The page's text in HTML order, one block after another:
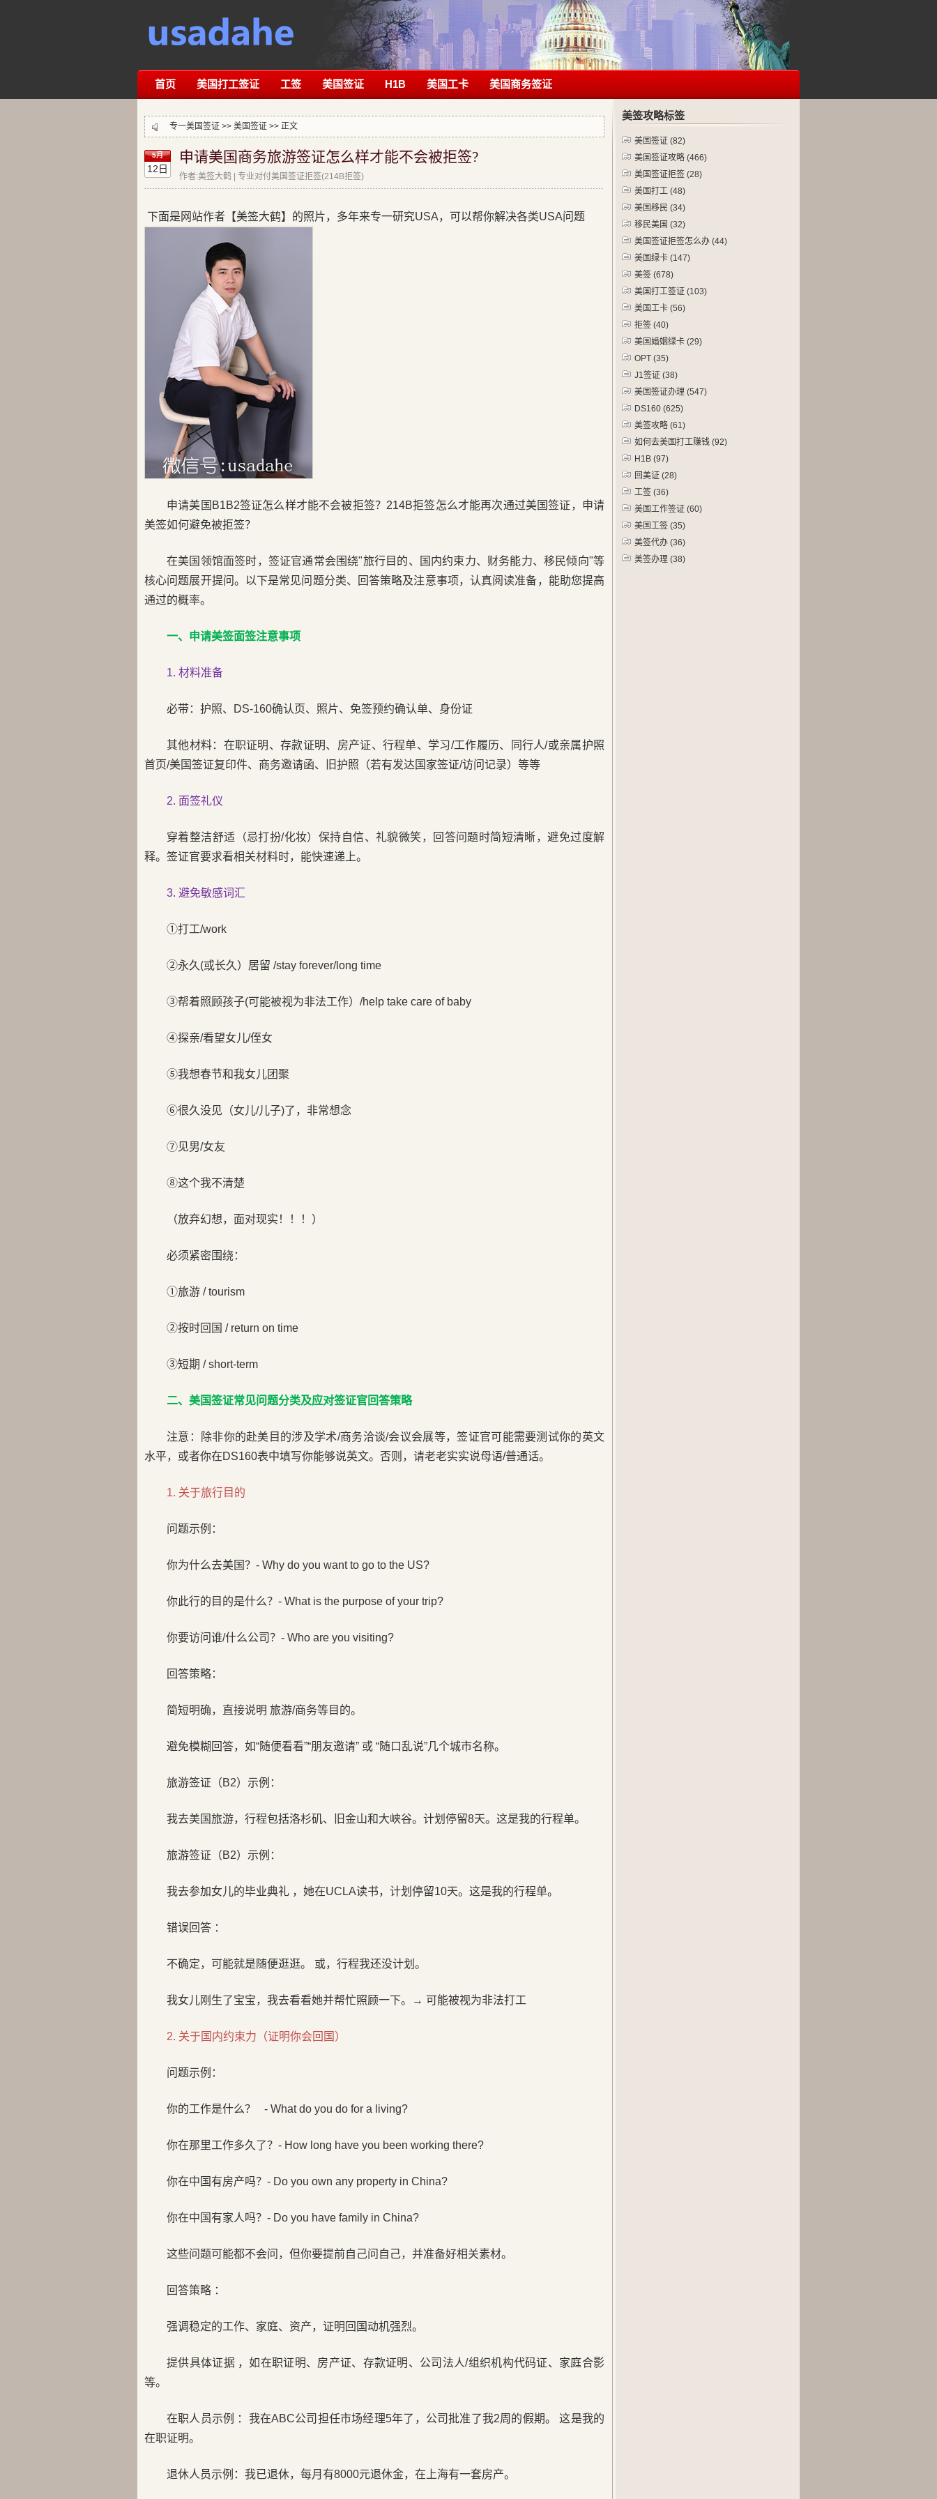
首页 美国打工签证 工签 美国签证 H1B 美国工卡 美国商务签证
专一美国签证 >> 美国签证 >> 正文
5月
12日
申请美国商务旅游签证怎么样才能不会被拒签?
作者:美签大鹤 | 专业对付美国签证拒签(214B拒签)
下面是网站作者【美签大鹤】的照片，多年来专一研究USA，可以帮你解决各类USA问题
申请美国B1B2签证怎么样才能不会被拒签？214B拒签怎么才能再次通过美国签证，申请
美签如何避免被拒签？
在美国领馆面签时，签证官通常会围绕"旅行目的、国内约束力、财务能力、移民倾向"等
核心问题展开提问。以下是常见问题分类、回答策略及注意事项，认真阅读准备，能助您提高
通过的概率。
一、申请美签面签注意事项
1. 材料准备
必带：护照、DS-160确认页、照片、免签预约确认单、身份证
其他材料：在职证明、存款证明、房产证、行程单、学习/工作履历、同行人/或亲属护照
首页/美国签证复印件、商务邀请函、旧护照（若有发达国家签证/访问记录）等等
2. 面签礼仪
穿着整洁舒适（忌打扮/化妆）保持自信、礼貌微笑，回答问题时简短清晰，避免过度解
释。签证官要求看相关材料时，能快速递上。
3. 避免敏感词汇
①打工/work
②永久(或长久）居留 /stay forever/long time
③帮着照顾孩子(可能被视为非法工作）/help take care of baby
④探亲/看望女儿/侄女
⑤我想春节和我女儿团聚
⑥很久没见（女儿/儿子)了，非常想念
⑦见男/女友
⑧这个我不清楚
（放弃幻想，面对现实！！！）
必须紧密围绕：
①旅游 / tourism
②按时回国 / return on time
③短期 / short-term
二、美国签证常见问题分类及应对签证官回答策略
注意：除非你的赴美目的涉及学术/商务洽谈/会议会展等，签证官可能需要测试你的英文
水平，或者你在DS160表中填写你能够说英文。否则，请老老实实说母语/普通话。
1. 关于旅行目的
问题示例：
你为什么去美国？- Why do you want to go to the US?
你此行的目的是什么？- What is the purpose of your trip?
你要访问谁/什么公司？- Who are you visiting?
回答策略：
简短明确，直接说明 旅游/商务等目的。
避免模糊回答，如“随便看看”“朋友邀请” 或 “随口乱说”几个城市名称。
旅游签证（B2）示例：
我去美国旅游，行程包括洛杉矶、旧金山和大峡谷。计划停留8天。这是我的行程单。
旅游签证（B2）示例：
我去参加女儿的毕业典礼 ，她在UCLA读书，计划停留10天。这是我的行程单。
错误回答 ：
不确定，可能就是随便逛逛。 或，行程我还没计划。
我女儿刚生了宝宝，我去看看她并帮忙照顾一下。→ 可能被视为非法打工
2. 关于国内约束力（证明你会回国）
问题示例：
你的工作是什么？ - What do you do for a living?
你在那里工作多久了？- How long have you been working there?
你在中国有房产吗？- Do you own any property in China?
你在中国有家人吗？- Do you have family in China?
这些问题可能都不会问，但你要提前自己问自己，并准备好相关素材。
回答策略 ：
强调稳定的工作、家庭、资产，证明回国动机强烈。
提供具体证据 ，如在职证明、房产证、存款证明、公司法人/组织机构代码证、家庭合影
等。
在职人员示例 ：我在ABC公司担任市场经理5年了，公司批准了我2周的假期。 这是我的
在职证明。
退休人员示例：我已退休，每月有8000元退休金，在上海有一套房产。
美签攻略标签
美国签证 (82)
美国签证攻略 (466)
美国签证拒签 (28)
美国打工 (48)
美国移民 (34)
移民美国 (32)
美国签证拒签怎么办 (44)
美国绿卡 (147)
美签 (678)
美国打工签证 (103)
美国工卡 (56)
拒签 (40)
美国婚姻绿卡 (29)
OPT (35)
J1签证 (38)
美国签证办理 (547)
DS160 (625)
美签攻略 (61)
如何去美国打工赚钱 (92)
H1B (97)
回美证 (28)
工签 (36)
美国工作签证 (60)
美国工签 (35)
美签代办 (36)
美签办理 (38)